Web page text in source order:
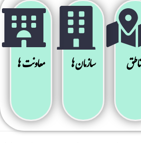
سازمان ها معاونت ها